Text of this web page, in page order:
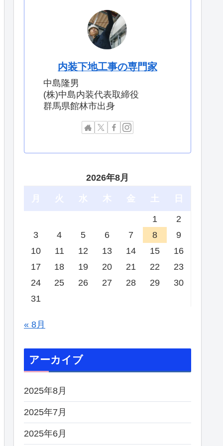
内装下地工事の専門家
中島隆男
(株)中島内装代表取締役
群馬県館林市出身
2026年8月
月 火 水 木 金 土 日
1
2
3
4 5 6 7 8
9
10
11 12 13 14 15
16
17
18 19 20 21 22
23
24
25 26 27 28 29
30
31
« 8月
アーカイブ
2025年8月
2025年7月
2025年6月